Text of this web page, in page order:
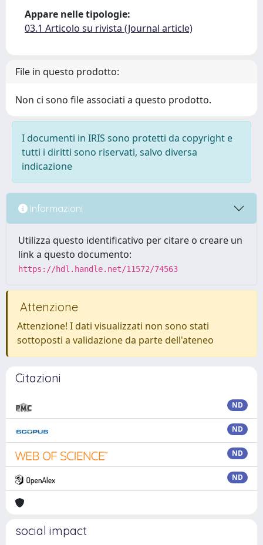
Appare nelle tipologie:
03.1 Articolo su rivista (Journal article)
File in questo prodotto:
Non ci sono file associati a questo prodotto.
I documenti in IRIS sono protetti da copyright e
tutti i diritti sono riservati, salvo diversa
indicazione
Informazioni
Utilizza questo identificativo per citare o creare un
link a questo documento:
https://hdl.handle.net/11572/74563
Attenzione
Attenzione! I dati visualizzati non sono stati
sottoposti a validazione da parte dell'ateneo
Citazioni
ND
ND
ND
ND
social impact